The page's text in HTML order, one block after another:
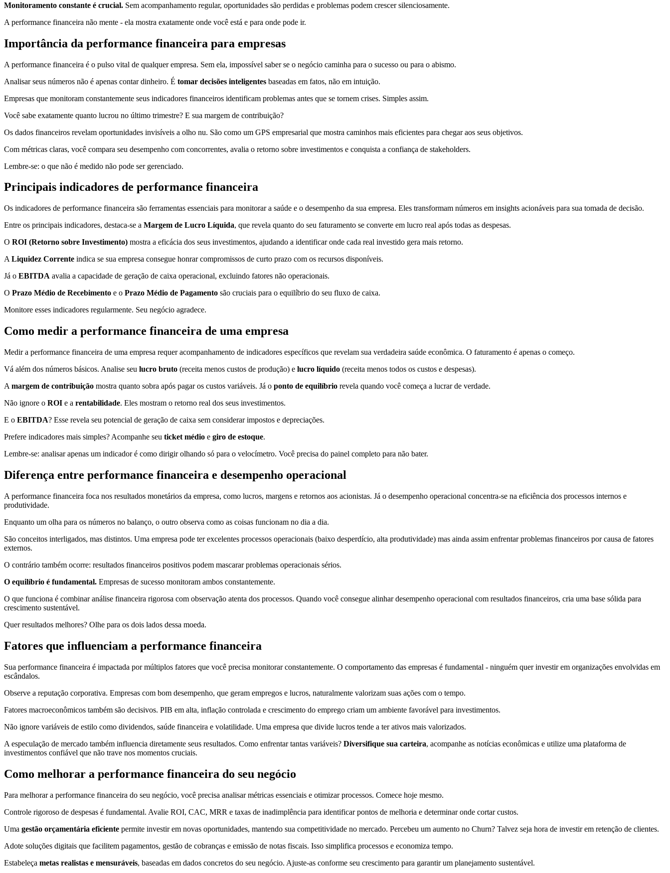
Monitoramento constante é crucial. Sem acompanhamento regular, oportunidades são perdidas e problemas podem crescer silenciosamente.
A performance financeira não mente - ela mostra exatamente onde você está e para onde pode ir.
Importância da performance financeira para empresas
A performance financeira é o pulso vital de qualquer empresa. Sem ela, impossível saber se o negócio caminha para o sucesso ou para o abismo.
Analisar seus números não é apenas contar dinheiro. É tomar decisões inteligentes baseadas em fatos, não em intuição.
Empresas que monitoram constantemente seus indicadores financeiros identificam problemas antes que se tornem crises. Simples assim.
Você sabe exatamente quanto lucrou no último trimestre? E sua margem de contribuição?
Os dados financeiros revelam oportunidades invisíveis a olho nu. São como um GPS empresarial que mostra caminhos mais eficientes para chegar aos seus objetivos.
Com métricas claras, você compara seu desempenho com concorrentes, avalia o retorno sobre investimentos e conquista a confiança de stakeholders.
Lembre-se: o que não é medido não pode ser gerenciado.
Principais indicadores de performance financeira
Os indicadores de performance financeira são ferramentas essenciais para monitorar a saúde e o desempenho da sua empresa. Eles transformam números em insights acionáveis para sua tomada de decisão.
Entre os principais indicadores, destaca-se a Margem de Lucro Líquida, que revela quanto do seu faturamento se converte em lucro real após todas as despesas.
O ROI (Retorno sobre Investimento) mostra a eficácia dos seus investimentos, ajudando a identificar onde cada real investido gera mais retorno.
A Liquidez Corrente indica se sua empresa consegue honrar compromissos de curto prazo com os recursos disponíveis.
Já o EBITDA avalia a capacidade de geração de caixa operacional, excluindo fatores não operacionais.
O Prazo Médio de Recebimento e o Prazo Médio de Pagamento são cruciais para o equilíbrio do seu fluxo de caixa.
Monitore esses indicadores regularmente. Seu negócio agradece.
Como medir a performance financeira de uma empresa
Medir a performance financeira de uma empresa requer acompanhamento de indicadores específicos que revelam sua verdadeira saúde econômica. O faturamento é apenas o começo.
Vá além dos números básicos. Analise seu lucro bruto (receita menos custos de produção) e lucro líquido (receita menos todos os custos e despesas).
A margem de contribuição mostra quanto sobra após pagar os custos variáveis. Já o ponto de equilíbrio revela quando você começa a lucrar de verdade.
Não ignore o ROI e a rentabilidade. Eles mostram o retorno real dos seus investimentos.
E o EBITDA? Esse revela seu potencial de geração de caixa sem considerar impostos e depreciações.
Prefere indicadores mais simples? Acompanhe seu ticket médio e giro de estoque.
Lembre-se: analisar apenas um indicador é como dirigir olhando só para o velocímetro. Você precisa do painel completo para não bater.
Diferença entre performance financeira e desempenho operacional
A performance financeira foca nos resultados monetários da empresa, como lucros, margens e retornos aos acionistas. Já o desempenho operacional concentra-se na eficiência dos processos internos e
produtividade.
Enquanto um olha para os números no balanço, o outro observa como as coisas funcionam no dia a dia.
São conceitos interligados, mas distintos. Uma empresa pode ter excelentes processos operacionais (baixo desperdício, alta produtividade) mas ainda assim enfrentar problemas financeiros por causa de fatores
externos.
O contrário também ocorre: resultados financeiros positivos podem mascarar problemas operacionais sérios.
O equilíbrio é fundamental. Empresas de sucesso monitoram ambos constantemente.
O que funciona é combinar análise financeira rigorosa com observação atenta dos processos. Quando você consegue alinhar desempenho operacional com resultados financeiros, cria uma base sólida para
crescimento sustentável.
Quer resultados melhores? Olhe para os dois lados dessa moeda.
Fatores que influenciam a performance financeira
Sua performance financeira é impactada por múltiplos fatores que você precisa monitorar constantemente. O comportamento das empresas é fundamental - ninguém quer investir em organizações envolvidas em
escândalos.
Observe a reputação corporativa. Empresas com bom desempenho, que geram empregos e lucros, naturalmente valorizam suas ações com o tempo.
Fatores macroeconômicos também são decisivos. PIB em alta, inflação controlada e crescimento do emprego criam um ambiente favorável para investimentos.
Não ignore variáveis de estilo como dividendos, saúde financeira e volatilidade. Uma empresa que divide lucros tende a ter ativos mais valorizados.
A especulação de mercado também influencia diretamente seus resultados. Como enfrentar tantas variáveis? Diversifique sua carteira, acompanhe as notícias econômicas e utilize uma plataforma de
investimentos confiável que não trave nos momentos cruciais.
Como melhorar a performance financeira do seu negócio
Para melhorar a performance financeira do seu negócio, você precisa analisar métricas essenciais e otimizar processos. Comece hoje mesmo.
Controle rigoroso de despesas é fundamental. Avalie ROI, CAC, MRR e taxas de inadimplência para identificar pontos de melhoria e determinar onde cortar custos.
Uma gestão orçamentária eficiente permite investir em novas oportunidades, mantendo sua competitividade no mercado. Percebeu um aumento no Churn? Talvez seja hora de investir em retenção de clientes.
Adote soluções digitais que facilitem pagamentos, gestão de cobranças e emissão de notas fiscais. Isso simplifica processos e economiza tempo.
Estabeleça metas realistas e mensuráveis, baseadas em dados concretos do seu negócio. Ajuste-as conforme seu crescimento para garantir um planejamento sustentável.